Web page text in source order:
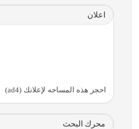
اعلان
احجز هذه المساحه لإعلانك (ad4)
محرك البحث